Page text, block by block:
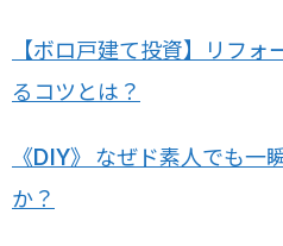
【ボロ戸建て投資】リフ
るコツとは？
《DIY》 なぜド素人でも一
か？